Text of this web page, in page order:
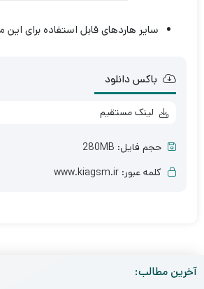
سایر هاردهای قابل استفاده برای این
باکس دانلود
لینک مستقیم
حجم فایل: 280MB
کلمه عبور: www.kiagsm.ir
آخرین مطالب: